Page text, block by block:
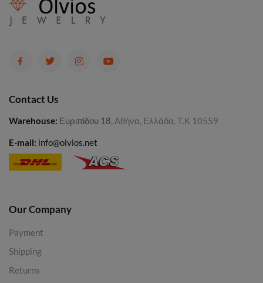
Contact Us
Warehouse: Ευριπίδου 18, Αθήνα, Ελλάδα, Τ.Κ 10559
E-mail: info@olvios.net
Our Company
Payment
Shipping
Returns